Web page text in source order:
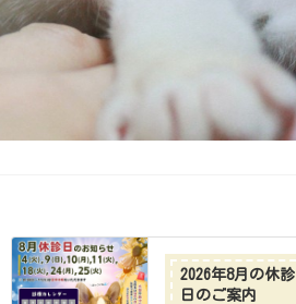
2026年8月の休診
日のご案内